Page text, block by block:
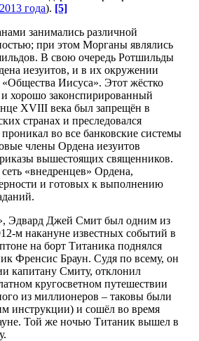
года). [5]
занимались различной
при этом Морганы являлись
В свою очередь Ротшильды
иезуитов, и в их окружении
Иисуса». Этот жёстко
хорошо законспирированный
XVIII века был запрещён в
странах и преследовался
во все банковские системы
члены Ордена иезуитов
вышестоящих священников.
«внедренцев» Ордена,
и готовых к выполнению
Эдвард Джей Смит был одним из
м накануне известных событий в
на борт Титаника поднялся
Френсис Браун. Судя по всему, он
капитану Смиту, отклонил
кругосветном путешествии
из миллионеров – таковы были
инструкции) и сошёл во время
Той же ночью Титаник вышел в